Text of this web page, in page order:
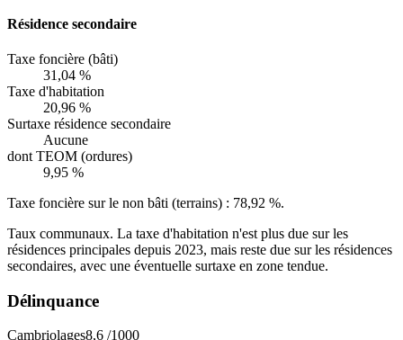
Résidence secondaire
Taxe foncière (bâti)
31,04 %
Taxe d'habitation
20,96 %
Surtaxe résidence secondaire
Aucune
dont TEOM (ordures)
9,95 %
Taxe foncière sur le non bâti (terrains) : 78,92 %.
Taux communaux. La taxe d'habitation n'est plus due sur les
résidences principales depuis 2023, mais reste due sur les résidences
secondaires, avec une éventuelle surtaxe en zone tendue.
Délinquance
Cambriolages8,6 /1000